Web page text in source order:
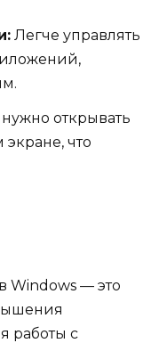
Легче управлять
открывать
что
Windows — это
работы с